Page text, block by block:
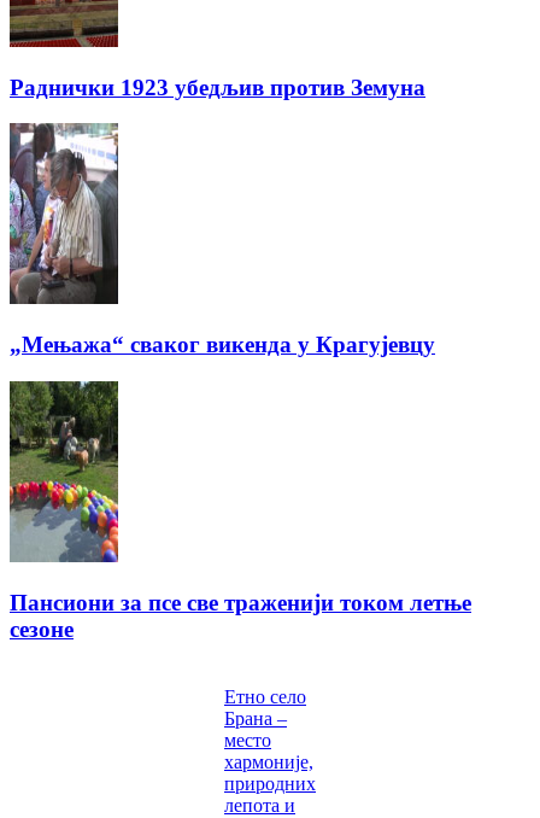
Раднички 1923 убедљив против Земуна
„Мењажа“ сваког викенда у Крагујевцу
Пансиони за псе све траженији током летње
сезоне
Етно село
Брана –
место
хармоније,
природних
лепота и